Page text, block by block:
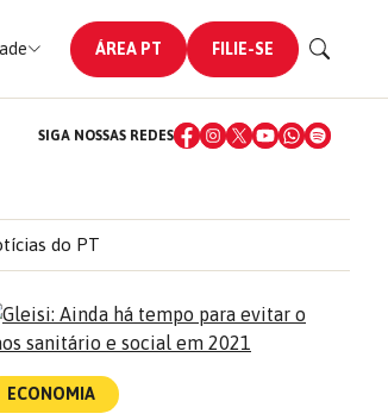
ÁREA PT FILIE-SE
SIGA NOSSAS REDES
do PT
ECONOMIA